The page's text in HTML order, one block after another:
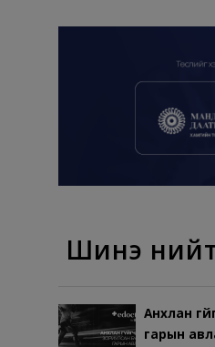
Шинэ
Анхлан
гарын